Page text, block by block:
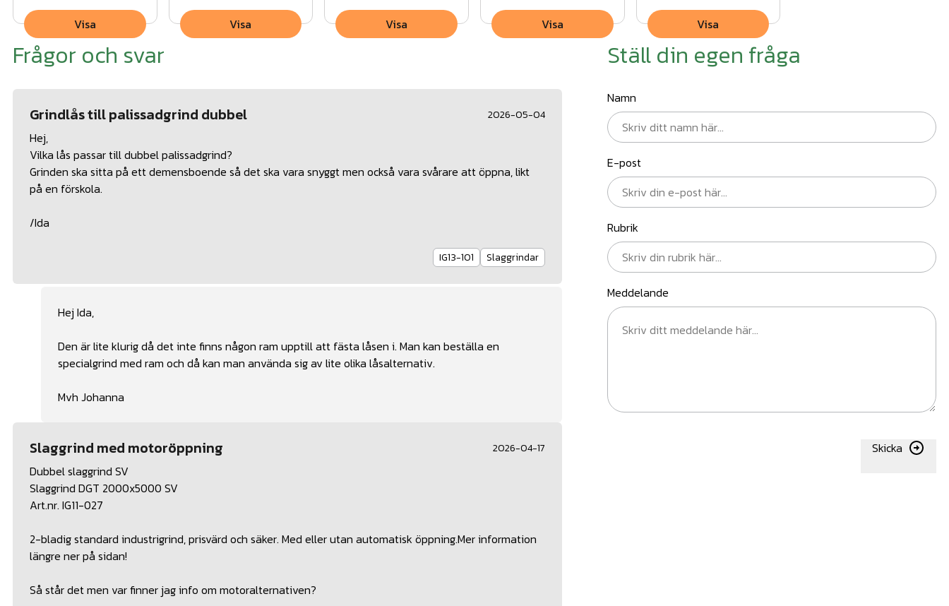
Visa Visa Visa Visa Visa
Frågor och svar
2026-05-04
Grindlås till palissadgrind dubbel
Hej,
Vilka lås passar till dubbel palissadgrind?
Grinden ska sitta på ett demensboende så det ska vara snyggt men också vara svårare att öppna, likt
på en förskola.
/Ida
IG13-101 Slaggrindar
Hej Ida,
Den är lite klurig då det inte finns någon ram upptill att fästa låsen i. Man kan beställa en
specialgrind med ram och då kan man använda sig av lite olika låsalternativ.
Mvh Johanna
2026-04-17
Slaggrind med motoröppning
Dubbel slaggrind SV
Slaggrind DGT 2000x5000 SV
Art.nr. IG11-027
2-bladig standard industrigrind, prisvärd och säker. Med eller utan automatisk öppning.Mer information
längre ner på sidan!
Så står det men var finner jag info om motoralternativen?
Ställ din egen fråga
Namn
E-post
Rubrik
Meddelande
Skicka